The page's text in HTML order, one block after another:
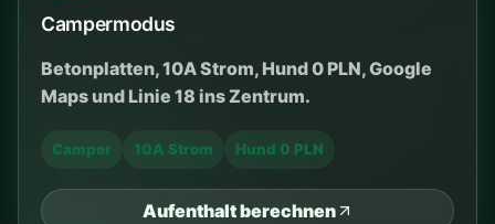
Die Haltestelle Górnickiego liegt ca. 40 m vom
Tor entfernt. Bei Stary Kleparz aussteigen und
zum Hauptmarkt gehen.